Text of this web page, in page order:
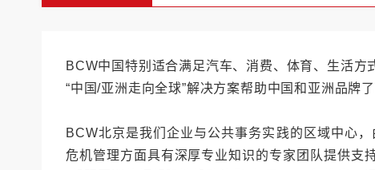
BCW中国特别适合满足汽车、消费、体育、生活
“中国/亚洲走向全球”解决方案帮助中国和亚洲品牌
BCW北京是我们企业与公共事务实践的区域中心
危机管理方面具有深厚专业知识的专家团队提供支